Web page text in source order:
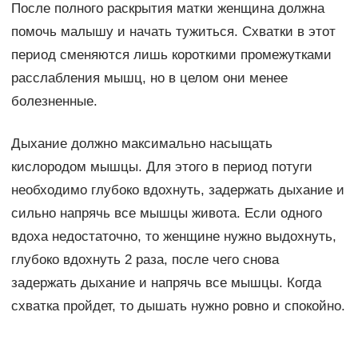
После полного раскрытия матки женщина должна
помочь малышу и начать тужиться. Схватки в этот
период сменяются лишь короткими промежутками
расслабления мышц, но в целом они менее
болезненные.
Дыхание должно максимально насыщать
кислородом мышцы. Для этого в период потуги
необходимо глубоко вдохнуть, задержать дыхание и
сильно напрячь все мышцы живота. Если одного
вдоха недостаточно, то женщине нужно выдохнуть,
глубоко вдохнуть 2 раза, после чего снова
задержать дыхание и напрячь все мышцы. Когда
схватка пройдет, то дышать нужно ровно и спокойно.